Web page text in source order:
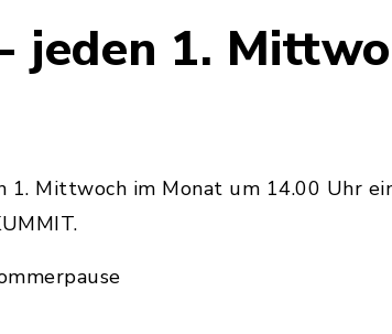
jeden 1.
1. Mittwoch im Monat um 14.00 Uhr